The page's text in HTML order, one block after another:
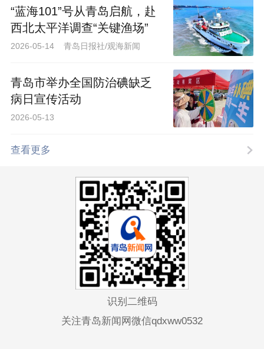
“蓝海101”号从青岛启航，赴
西北太平洋调查“关键渔场”
2026-05-14 青岛日报社/观海新闻
青岛市举办全国防治碘缺乏
病日宣传活动
2026-05-13
查看更多
识别二维码
关注青岛新闻网微信qdxww0532